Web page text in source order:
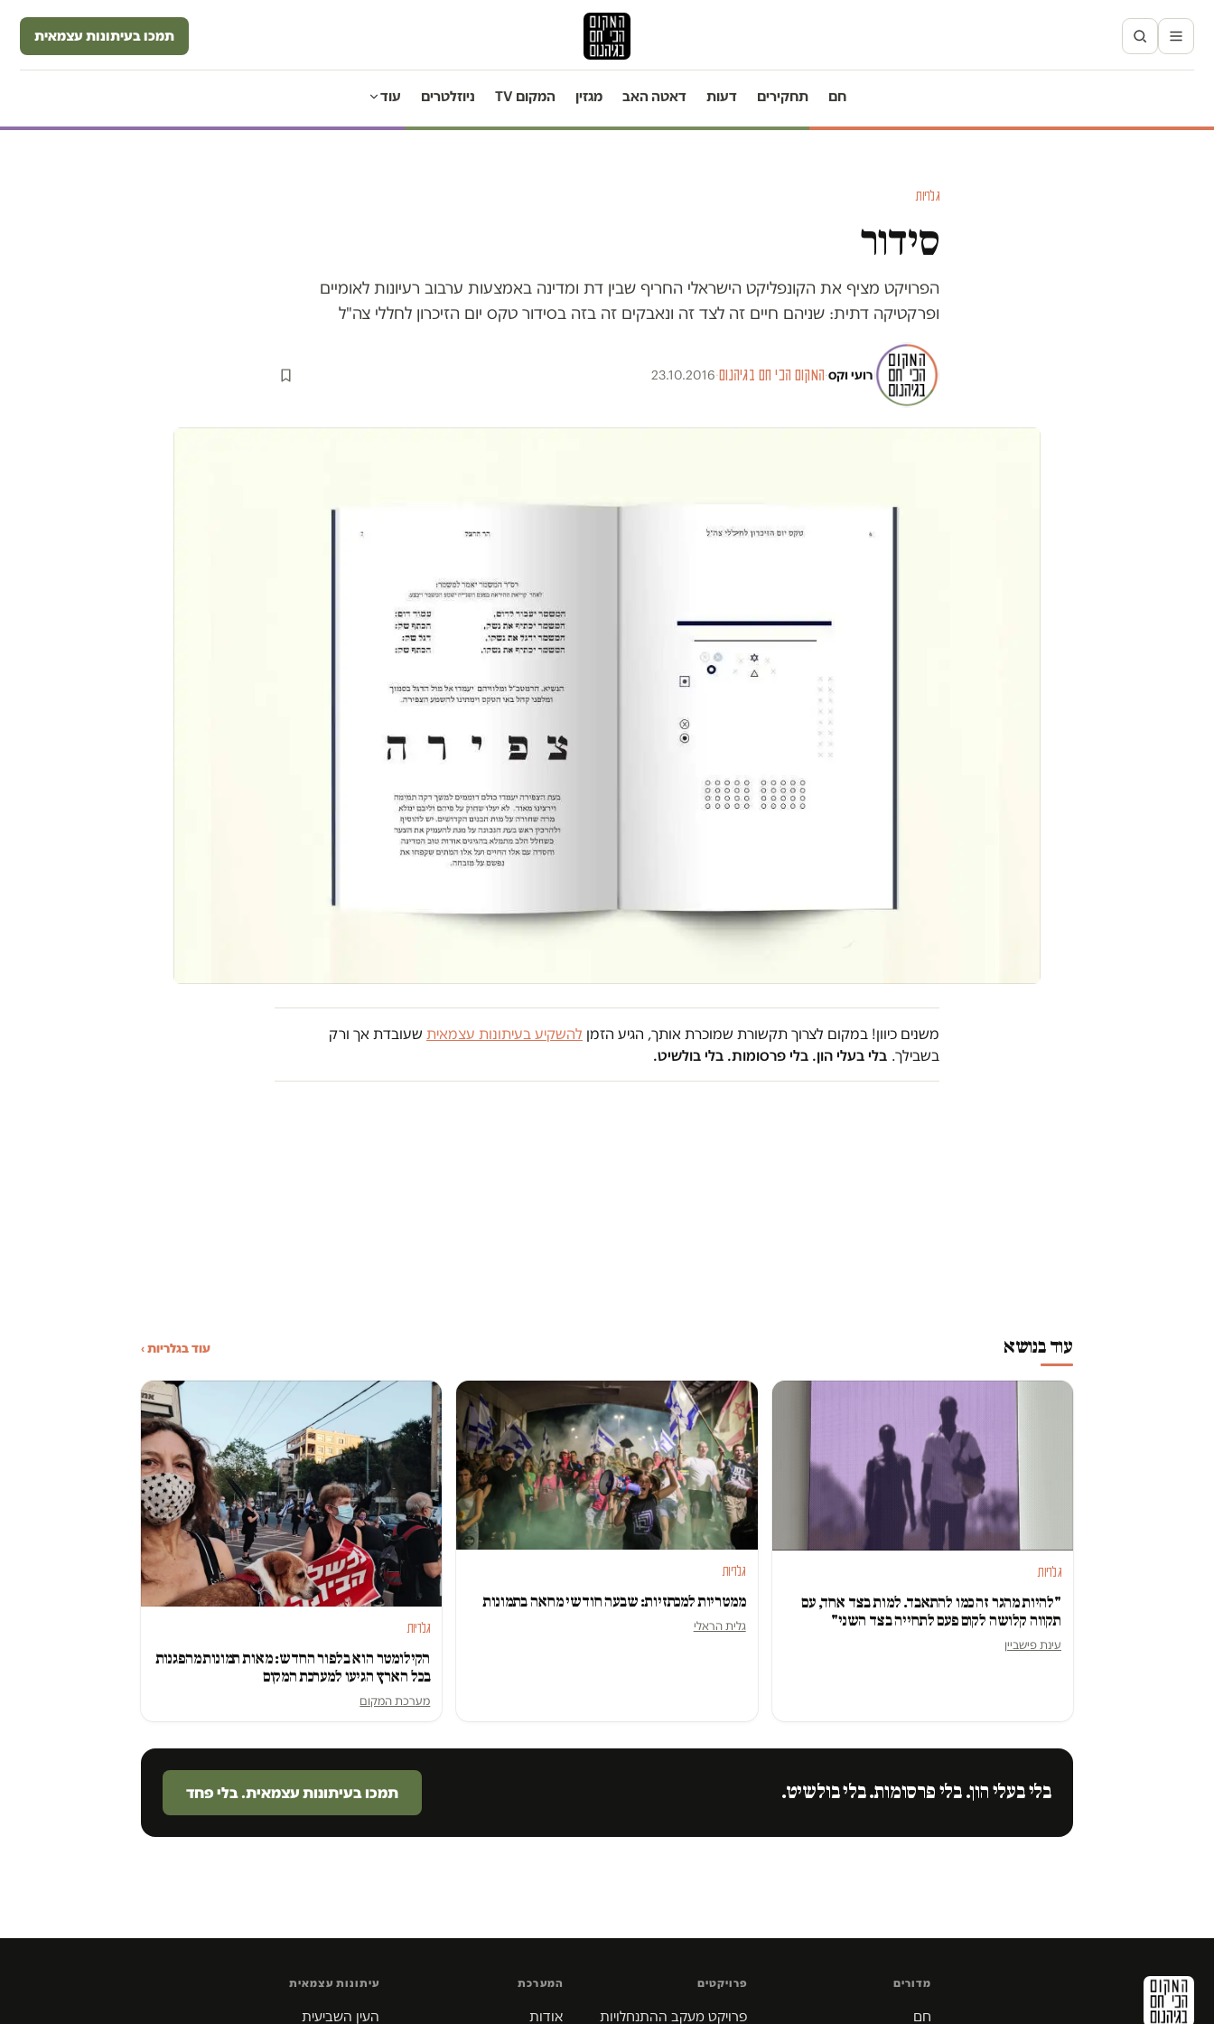
תמכו בעיתונות עצמאית
חם תחקירים דעות דאטה האב מגזין המקום TV ניוזלטרים עוד
גלריות
סידור
הפרויקט מציף את הקונפליקט הישראלי החריף שבין דת ומדינה באמצעות ערבוב רעיונות לאומיים
ופרקטיקה דתית: שניהם חיים זה לצד זה ונאבקים זה בזה בסידור טקס יום הזיכרון לחללי צה"ל
רועי וקס·המקום הכי חם בגיהנום·
23.10.2016
משנים כיוון! במקום לצרוך תקשורת שמוכרת אותך, הגיע הזמן להשקיע בעיתונות עצמאית שעובדת אך ורק
בשבילך. בלי בעלי הון. בלי פרסומות. בלי בולשיט.
עוד בנושא עוד בגלריות ›
גלריות
"להיות מהגר זה כמו להתאבד. למות בצד אחד, עם
תקווה קלושה לקום פעם לתחייה בצד השני"
עינת פישביין
גלריות
ממטריות למכתזיות: שבעה חודשי מחאה בתמונות
גלית הראלי גלריות
הקילומטר הוא בלפור החדש: מאות תמונות מהפגנות
בכל הארץ הגיעו למערכת המקום
מערכת המקום
בלי בעלי הון. בלי פרסומות. בלי בולשיט. תמכו בעיתונות עצמאית. בלי פחד
מדורים
חם
פרויקטים
פרויקט מעקב ההתנחלויות
המערכת
אודות
עיתונות עצמאית
העין השביעית